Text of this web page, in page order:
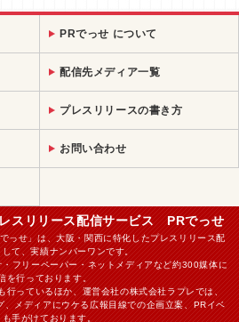
PRでっせ について
配信先メディア一覧
プレスリリースの書き方
お問い合わせ
スリリース配信サービス PRでっせ
っせ」は、大阪・関西に特化したプレスリリース配
て、実績ナンバーワンです。
フリーペーパー・ネットメディアなど約300媒体に
を行っております。
行っているほか、運営会社の株式会社ラプレでは、
、メディアにウケる広報目線での企画立案、PRイベ
も手がけております。